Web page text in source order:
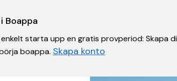
Boappa
starta upp en gratis provperiod: Skapa
boappa. Skapa konto